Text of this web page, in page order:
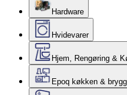
Hardware
Hvidevarer
Hjem, Rengøring &
Epoq køkken &